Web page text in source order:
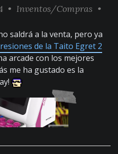
• Inventos/Compras •
saldrá a la venta, pero ya
de la Taito Egret 2
arcade con los mejores
me ha gustado es la